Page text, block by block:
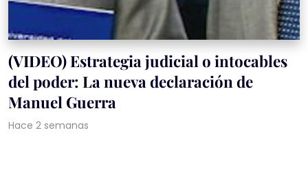
(VIDEO) Estrategia judicial o intocables
del poder: La nueva declaración de
Manuel Guerra
Hace 2 semanas